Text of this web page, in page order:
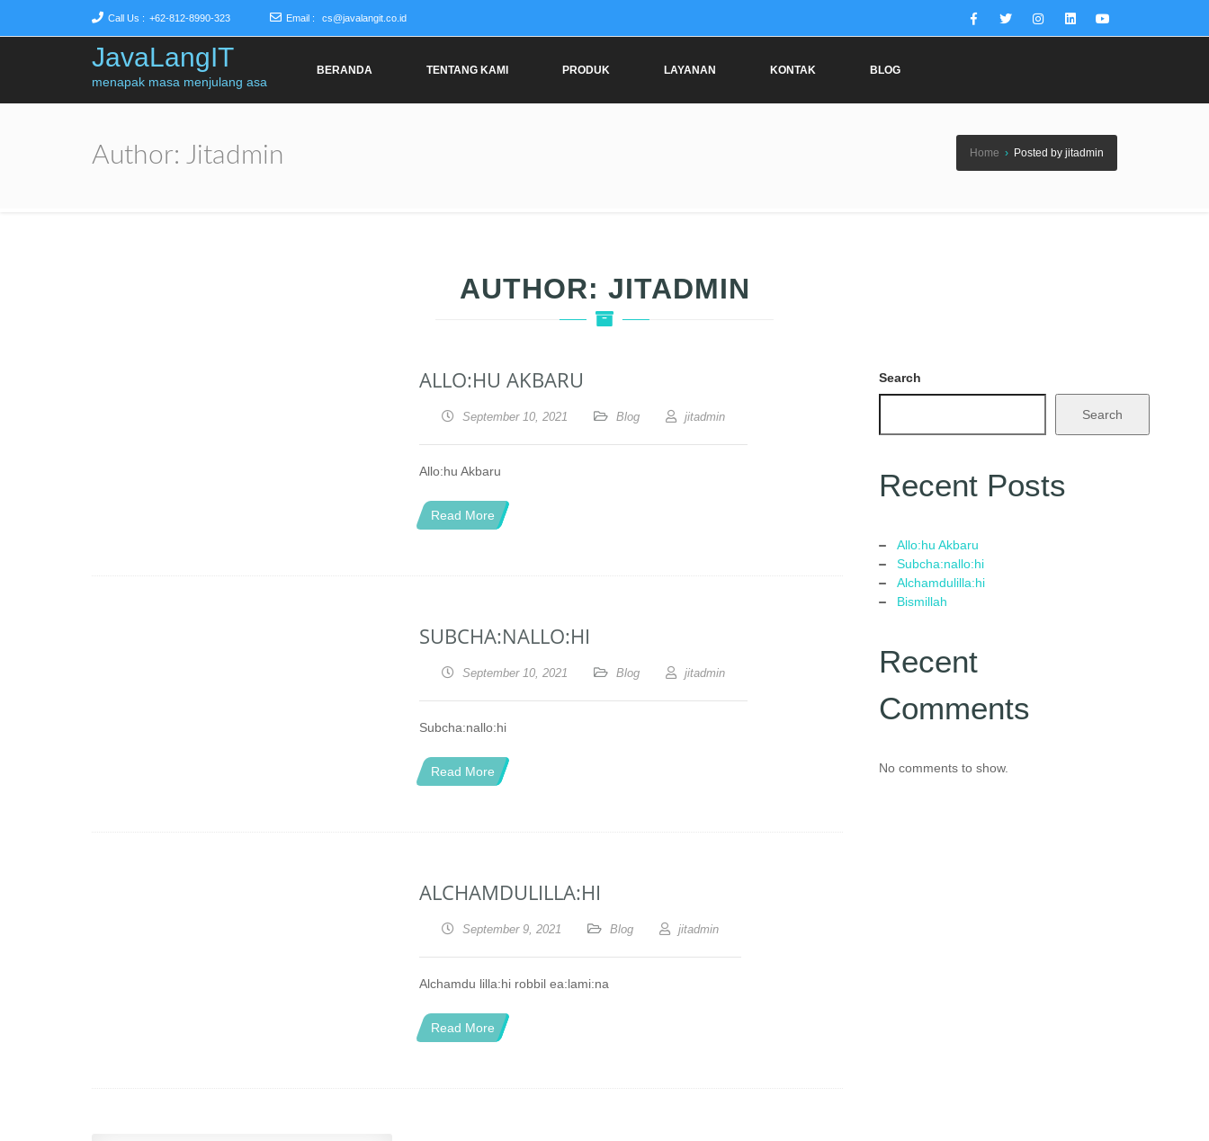
Call Us : +62-812-8990-323 Email : cs@javalangit.co.id
JavaLangIT
menapak masa menjulang asa
BERANDA TENTANG KAMI PRODUK LAYANAN KONTAK BLOG
Author: Jitadmin Home › Posted by jitadmin
AUTHOR: JITADMIN
ALLO:HU AKBARU
September 10, 2021 Blog jitadmin
Allo:hu Akbaru
Read More
SUBCHA:NALLO:HI
September 10, 2021 Blog jitadmin
Subcha:nallo:hi
Read More
ALCHAMDULILLA:HI
September 9, 2021 Blog jitadmin
Alchamdu lilla:hi robbil ea:lami:na
Read More
Search
Search
Recent Posts
Allo:hu Akbaru
Subcha:nallo:hi
Alchamdulilla:hi
Bismillah
Recent
Comments
No comments to show.